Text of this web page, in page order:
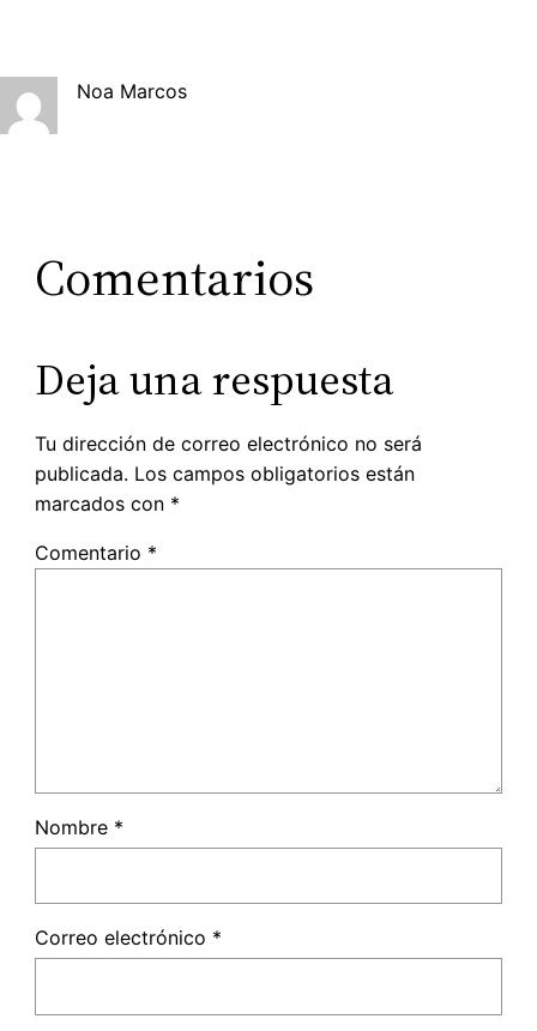
Noa Marcos
Comentarios
Deja una respuesta
Tu dirección de correo electrónico no será
publicada. Los campos obligatorios están
marcados con *
Comentario *
Nombre *
Correo electrónico *